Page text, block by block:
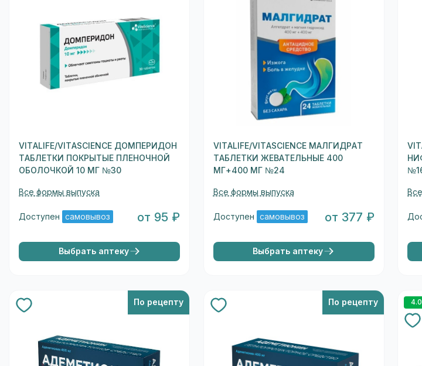
VITALIFE/VITASCIENCE ДОМПЕРИДОН
ТАБЛЕТКИ ПОКРЫТЫЕ ПЛЕНОЧНОЙ
ОБОЛОЧКОЙ 10 МГ №30
Все формы выпуска
Доступен самовывоз от 95 ₽
Выбрать аптеку
VITALIFE/VITASCIENCE МАЛГИДРАТ
ТАБЛЕТКИ ЖЕВАТЕЛЬНЫЕ 400
МГ+400 МГ №24
Все формы выпуска
Доступен самовывоз от 377 ₽
Выбрать аптеку
По рецепту По рецепту 4.0